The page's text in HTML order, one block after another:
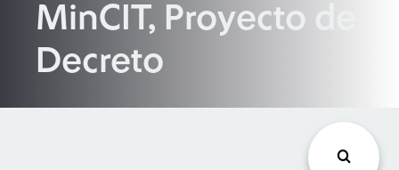
BuscarMinCIT, Proyecto de
Decreto